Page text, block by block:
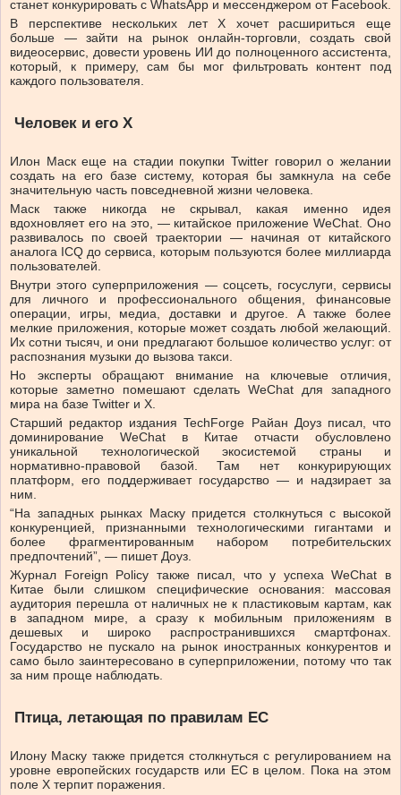
станет конкурировать с WhatsApp и мессенджером от Facebook.
В перспективе нескольких лет Х хочет расшириться еще
больше — зайти на рынок онлайн-торговли, создать свой
видеосервис, довести уровень ИИ до полноценного ассистента,
который, к примеру, сам бы мог фильтровать контент под
каждого пользователя.
Человек и его Х
Илон Маск еще на стадии покупки Twitter говорил о желании
создать на его базе систему, которая бы замкнула на себе
значительную часть повседневной жизни человека.
Маск также никогда не скрывал, какая именно идея
вдохновляет его на это, — китайское приложение WeChat. Оно
развивалось по своей траектории — начиная от китайского
аналога ICQ до сервиса, которым пользуются более миллиарда
пользователей.
Внутри этого суперприложения — соцсеть, госуслуги, сервисы
для личного и профессионального общения, финансовые
операции, игры, медиа, доставки и другое. А также более
мелкие приложения, которые может создать любой желающий.
Их сотни тысяч, и они предлагают большое количество услуг: от
распознания музыки до вызова такси.
Но эксперты обращают внимание на ключевые отличия,
которые заметно помешают сделать WeChat для западного
мира на базе Twitter и Х.
Старший редактор издания TechForge Райан Доуз писал, что
доминирование WeChat в Китае отчасти обусловлено
уникальной технологической экосистемой страны и
нормативно-правовой базой. Там нет конкурирующих
платформ, его поддерживает государство — и надзирает за
ним.
“На западных рынках Маску придется столкнуться с высокой
конкуренцией, признанными технологическими гигантами и
более фрагментированным набором потребительских
предпочтений”, — пишет Доуз.
Журнал Foreign Policy также писал, что у успеха WeChat в
Китае были слишком специфические основания: массовая
аудитория перешла от наличных не к пластиковым картам, как
в западном мире, а сразу к мобильным приложениям в
дешевых и широко распространившихся смартфонах.
Государство не пускало на рынок иностранных конкурентов и
само было заинтересовано в суперприложении, потому что так
за ним проще наблюдать.
Птица, летающая по правилам ЕС
Илону Маску также придется столкнуться с регулированием на
уровне европейских государств или ЕС в целом. Пока на этом
поле Х терпит поражения.